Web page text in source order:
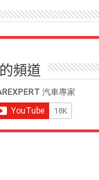
頻道